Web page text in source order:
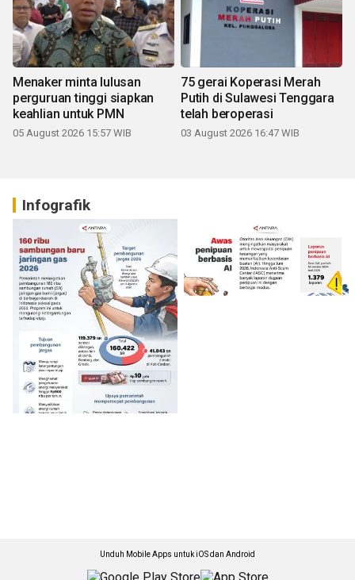
Menaker minta lulusan
perguruan tinggi siapkan
keahlian untuk PMN
05 August 2026 15:57 WIB
75 gerai Koperasi Merah
Putih di Sulawesi Tenggara
telah beroperasi
03 August 2026 16:47 WIB
Infografik
Unduh Mobile Apps untuk iOS dan Android